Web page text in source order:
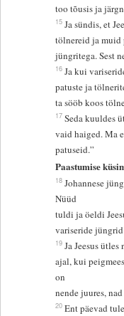
too tõusis ja
15 Ja sündis, et
tölnereid ja muid
jüngritega. Sest
16 Ja kui
patuste ja
ta sööb koos
17 Seda kuuldes
vaid haiged. Ma
patuseid.”
Paastumise
18 Johannese
Nüüd
tuldi ja öeldi
variseride
19 Ja Jeesus
ajal, kui
on
nende juures,
20 Ent päevad